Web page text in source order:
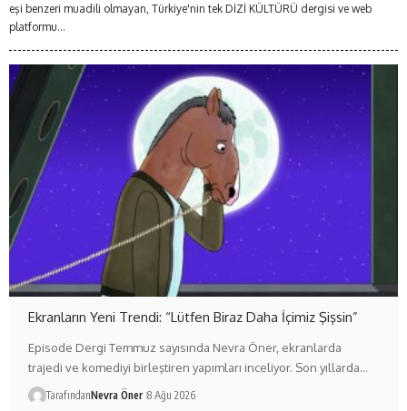
eşi benzeri muadili olmayan, Türkiye'nin tek DİZİ KÜLTÜRÜ dergisi ve web
platformu...
Ekranların Yeni Trendi: “Lütfen Biraz Daha İçimiz Şişsin”
Episode Dergi Temmuz sayısında Nevra Öner, ekranlarda
trajedi ve komediyi birleştiren yapımları inceliyor. Son yıllarda…
TarafındanNevra Öner 8 Ağu 2026